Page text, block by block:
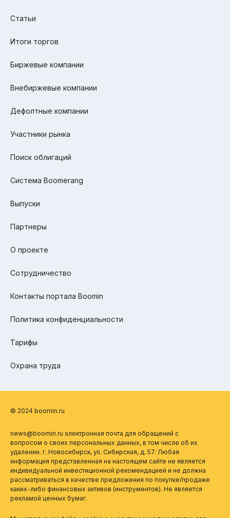
Статьи
Итоги торгов
Биржевые компании
Внебиржевые компании
Дефолтные компании
Участники рынка
Поиск облигаций
Система Boomerang
Выпуски
Партнеры
О проекте
Сотрудничество
Контакты портала Boomin
Политика конфиденциальности
Тарифы
Охрана труда
© 2024 boomin.ru
news@boomin.ru электронная почта для обращений с
вопросом о своих персональных данных, в том числе об их
удалении. г. Новосибирск, ул. Сибирская, д. 57. Любая
информация представленная на настоящем сайте не является
индивидуальной инвестиционной рекомендацией и не должна
рассматриваться в качестве предложения по покупке/продаже
каких-либо финансовых активов (инструментов). Не является
рекламой ценных бумаг.